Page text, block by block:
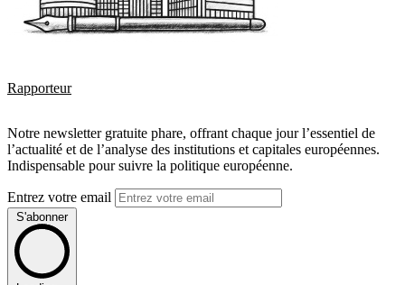
Rapporteur
Notre newsletter gratuite phare, offrant chaque jour l’essentiel de
l’actualité et de l’analyse des institutions et capitales européennes.
Indispensable pour suivre la politique européenne.
Entrez votre email
S'abonner